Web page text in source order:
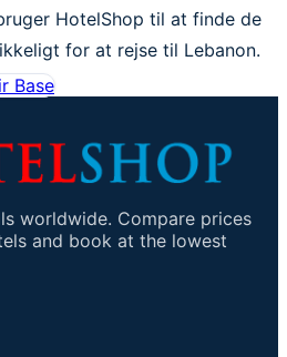
HotelShop til at finde de
for at rejse til Lebanon.
Base
worldwide. Compare prices
and book at the lowest